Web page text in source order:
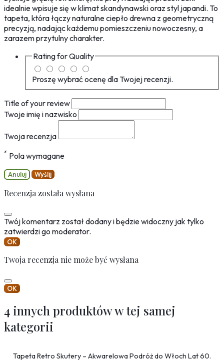
idealnie wpisuje się w klimat skandynawski oraz styl japandi. To
tapeta, która łączy naturalne ciepło drewna z geometryczną
precyzją, nadając każdemu pomieszczeniu nowoczesny, a
zarazem przytulny charakter.
Rating forQuality
Proszę wybrać ocenę dla Twojej recenzji.
Title of your review
Twoje imię i nazwisko
Twoja recenzja
* Pola wymagane
Anuluj Wyślij
Recenzja została wysłana
Twój komentarz został dodany i będzie widoczny jak tylko
zatwierdzi go moderator.
OK
Twoja recenzja nie może być wysłana
OK
4 innych produktów w tej samej
kategorii
Tapeta Retro Skutery – Akwarelowa Podróż do Włoch Lat 60.